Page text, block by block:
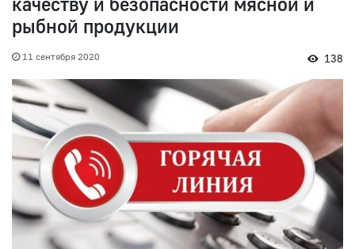
рыбной продукции
11 сентября 2020 138